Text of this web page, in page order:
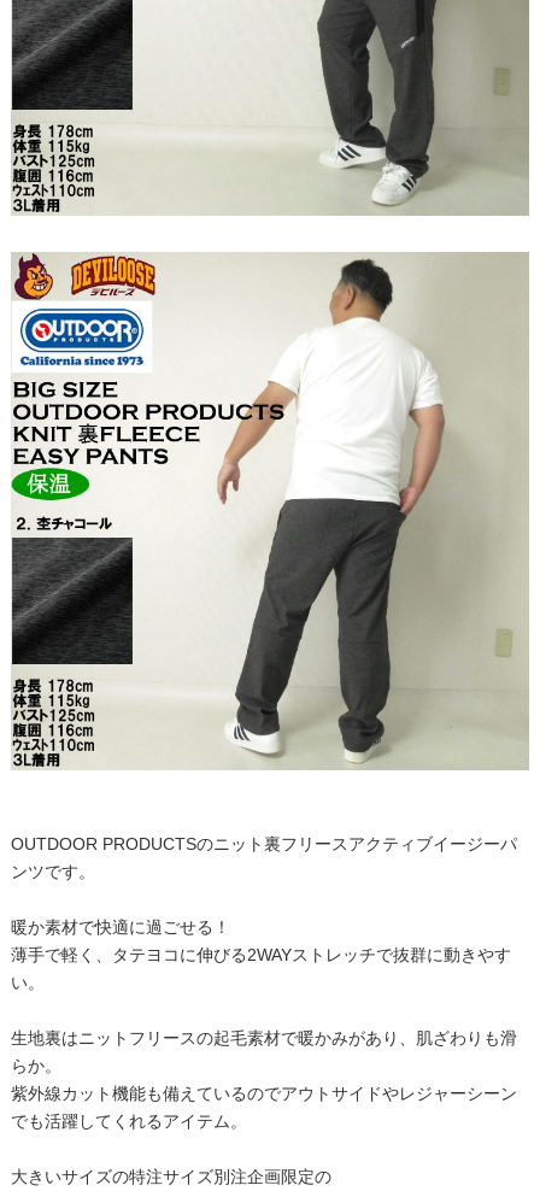
OUTDOOR PRODUCTSのニット裏フリースアクティブイージーパ
ンツです。
暖か素材で快適に過ごせる！
薄手で軽く、タテヨコに伸びる2WAYストレッチで抜群に動きやす
い。
生地裏はニットフリースの起毛素材で暖かみがあり、肌ざわりも滑
らか。
紫外線カット機能も備えているのでアウトサイドやレジャーシーン
でも活躍してくれるアイテム。
大きいサイズの特注サイズ別注企画限定の